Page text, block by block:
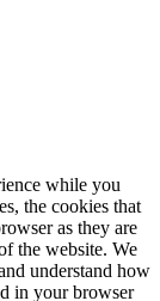
while you
the cookies that
as they are
the website. We
understand how
in your browser